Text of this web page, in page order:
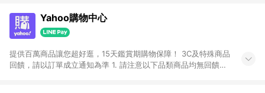
Yahoo購物中心
提供百萬商品讓您超好逛，15天鑑賞期購物保障！ 3C及特殊商品
回饋，請以訂單成立通知為準 1. 請注意以下品類商品均無回饋：